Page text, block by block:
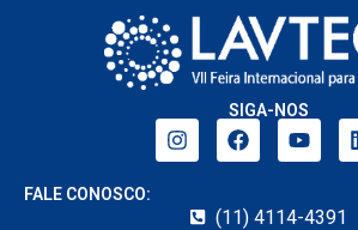
SIGA-NOS
FALE CONOSCO:
(11) 4114-4391